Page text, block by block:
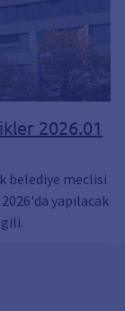
2026.01
belediye meclisi
yapılacak